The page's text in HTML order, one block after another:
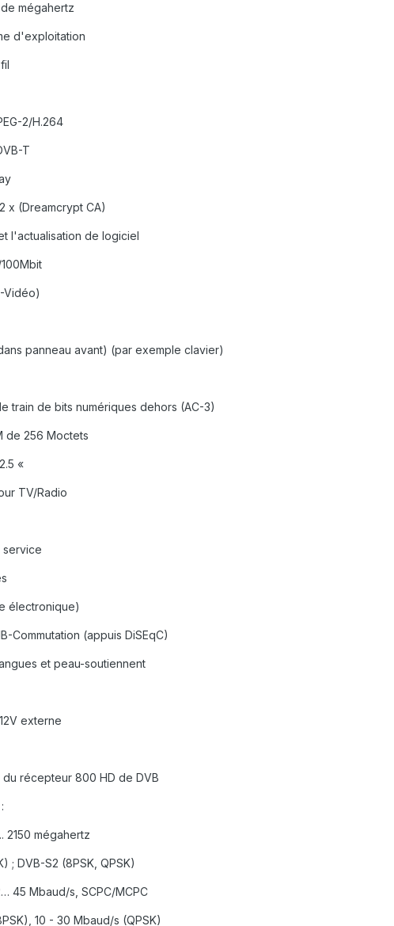
mégahertz
d'exploitation
2/H.264
T
x (Dreamcrypt CA)
l'actualisation de logiciel
Vidéo)
panneau avant) (par exemple clavier)
train de bits numériques dehors (AC-3)
de 256 Moctets
«
TV/Radio
service
électronique)
Commutation (appuis DiSEqC)
et peau-soutiennent
externe
récepteur 800 HD de DVB
mégahertz
; DVB-S2 (8PSK, QPSK)
45 Mbaud/s, SCPC/MCPC
10 - 30 Mbaud/s (QPSK)